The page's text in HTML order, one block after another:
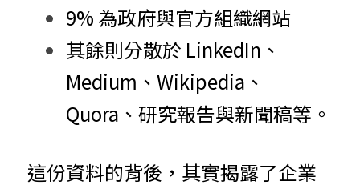
9% 為政府與官方組織網站
其餘則分散於 LinkedIn、
Medium、Wikipedia、
Quora、研究報告與新聞稿等。
這份資料的背後，其實揭露了企業